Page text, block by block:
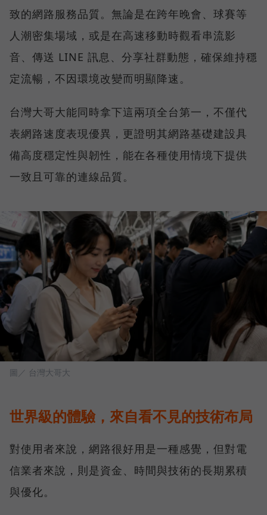
致的網路服務品質。無論是在跨年晚會、球賽等
人潮密集場域，或是在高速移動時觀看串流影
音、傳送 LINE 訊息、分享社群動態，確保維持穩
定流暢，不因環境改變而明顯降速。
台灣大哥大能同時拿下這兩項全台第一，不僅代
表網路速度表現優異，更證明其網路基礎建設具
備高度穩定性與韌性，能在各種使用情境下提供
一致且可靠的連線品質。
圖／ 台灣大哥大
世界級的體驗，來自看不見的技術布局
對使用者來說，網路很好用是一種感覺，但對電
信業者來說，則是資金、時間與技術的長期累積
與優化。